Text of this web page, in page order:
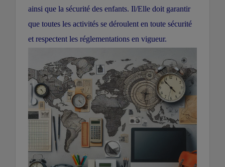
ainsi que la sécurité des enfants. Il/Elle doit garantir
que toutes les activités se déroulent en toute sécurité
et respectent les réglementations en vigueur.